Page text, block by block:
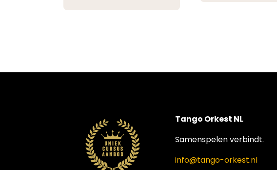
Tango Orkest NL
Samenspelen verbindt.
info@tango-orkest.nl